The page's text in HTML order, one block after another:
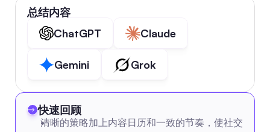
总结内容
ChatGPT
Claude
Gemini Grok
快速回顾
清晰的策略加上内容日历和一致的节奏，使社交